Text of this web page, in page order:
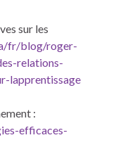
sur les
fr/blog/roger-
relations-
lapprentissage
:
efficaces-